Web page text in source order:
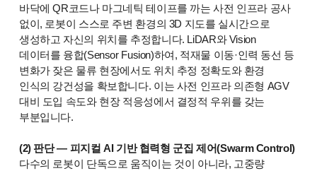
바닥에 QR코드나 마그네틱 테이프를 까는 사전 인프라 공사
없이, 로봇이 스스로 주변 환경의 3D 지도를 실시간으로
생성하고 자신의 위치를 추정합니다. LiDAR와 Vision
데이터를 융합(Sensor Fusion)하여, 적재물 이동·인력 동선 등
변화가 잦은 물류 현장에서도 위치 추정 정확도와 환경
인식의 강건성을 확보합니다. 이는 사전 인프라 의존형 AGV
대비 도입 속도와 현장 적응성에서 결정적 우위를 갖는
부분입니다.
(2) 판단 — 피지컬 AI 기반 협력형 군집 제어(Swarm Control)
다수의 로봇이 단독으로 움직이는 것이 아니라, 고중량